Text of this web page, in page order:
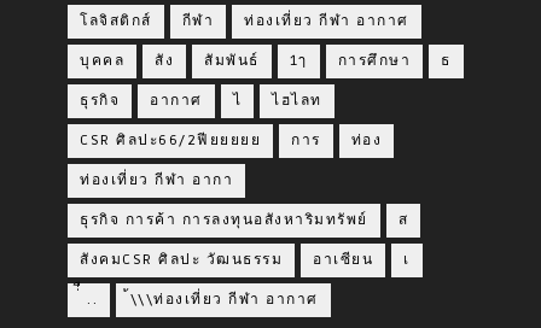
โลจิสติกส์ กีฬา ท่องเที่ยว กีฬา อากาศ
บุคคล สัง สัมพันธ์ 1ๅ การศึกษา ธ
ธุรกิจ อากาศ ไ ไฮไลท
CSR ศิลปะ66/2ฟียยยยย การ ท่อง
ท่องเที่ยว กีฬา อากา
ธุรกิจ การค้า การลงทุนอสังหาริมทรัพย์ ส
สังคมCSR ศิลปะ วัฒนธรรม อาเซียน เ
่่ื​ .. ้\\\ท่องเที่ยว กีฬา อากาศ